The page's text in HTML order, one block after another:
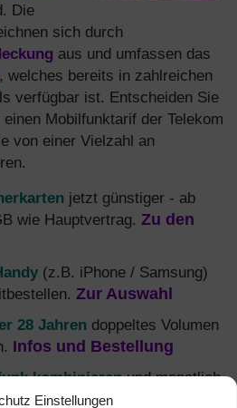
Einstellungen
Die
sich durch
aus und umfassen das
, welches bereits in zahlreichen
verfügbar ist. Entscheiden Sie
Mobilfunktarif der Telekom
von einer Vielzahl an
jetzt günstiger - ab
wie Hauptvertrag. Zu den
(z.B. iPhone / Samsung)
Zur Auswahl
28 Jahren doppeltes Volumen
Infos und Bestellung
kombinierenund monatlich
Alle MagentaEINS